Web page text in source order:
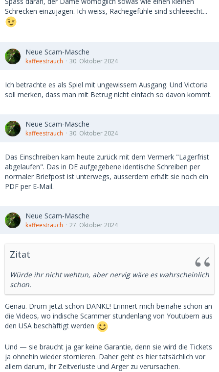
Schrecken einzujagen. Ich weiss, Rachegefühle sind schleeecht...
Neue Scam-Masche
kaffeestrauch 30. Oktober 2024
Ich betrachte es als Spiel mit ungewissem Ausgang. Und Victoria
soll merken, dass man mit Betrug nicht einfach so davon kommt.
Neue Scam-Masche
kaffeestrauch 30. Oktober 2024
Das Einschreiben kam heute zurück mit dem Vermerk "Lagerfrist
abgelaufen". Das in DE aufgegebene identische Schreiben per
normaler Briefpost ist unterwegs, ausserdem erhält sie noch ein
PDF per E-Mail.
Neue Scam-Masche
kaffeestrauch 27. Oktober 2024
Zitat
Würde ihr nicht wehtun, aber nervig wäre es wahrscheinlich
schon.
Genau. Drum jetzt schon DANKE! Erinnert mich beinahe schon an
die Videos, wo indische Scammer stundenlang von Youtubern aus
den USA beschäftigt werden
Und — sie braucht ja gar keine Garantie, denn sie wird die Tickets
ja ohnehin wieder stornieren. Daher geht es hier tatsächlich vor
allem darum, ihr Zeitverluste und Ärger zu verursachen.